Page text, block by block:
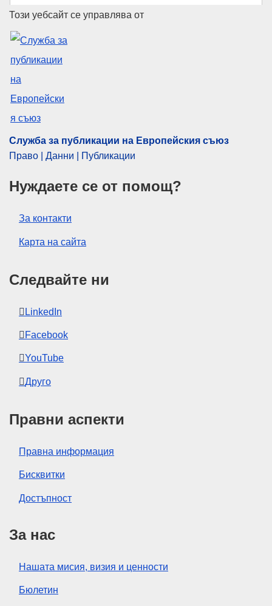
Служба за публикации на
Този уебсайт се управлява от
Служба за публикации на Европейския съюз
Право | Данни | Публикации
Нуждаете се от помощ?
За контакти
Карта на сайта
Следвайте ни
LinkedIn
Facebook
YouTube
Друго
Правни аспекти
Правна информация
Бисквитки
Достъпност
За нас
Нашата мисия, визия и ценности
Бюлетин